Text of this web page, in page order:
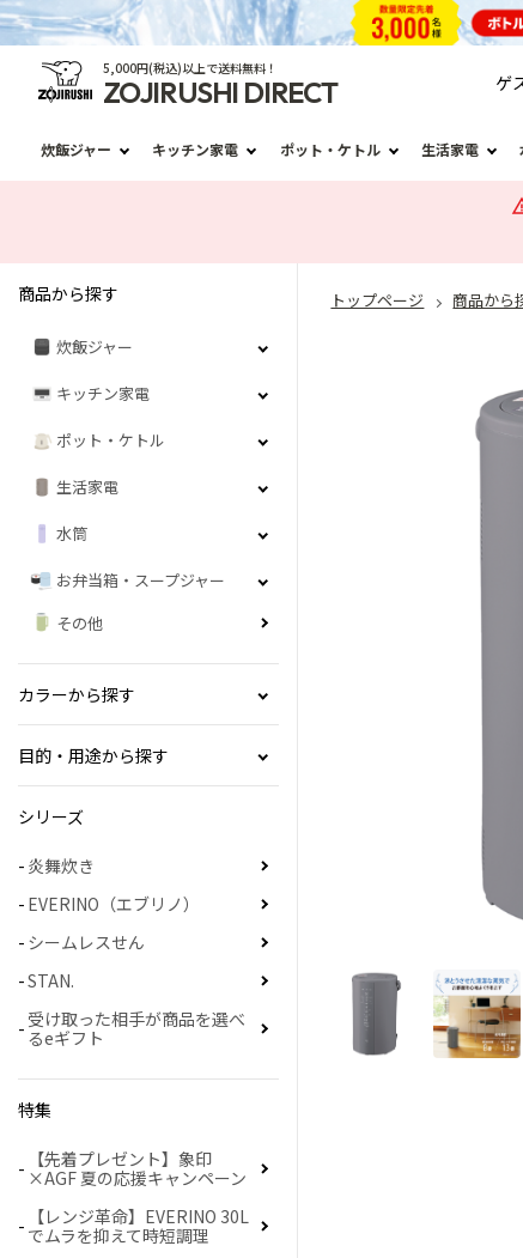
5,000円(税込)以上で送料無料！
ZOJIRUSHI DIRECT ゲ
炊飯ジャー キッチン家電 ポット・ケトル 生活家電
トップページ 商品から
商品から探す
炊飯ジャー
キッチン家電
ポット・ケトル
生活家電
水筒
お弁当箱・スープジャー
その他
カラーから探す
目的・用途から探す
シリーズ
炎舞炊き
EVERINO（エブリノ）
シームレスせん
STAN.
受け取った相手が商品を選べ
るeギフト
特集
【先着プレゼント】象印
×AGF 夏の応援キャンペーン
【レンジ革命】EVERINO 30L
でムラを抑えて時短調理